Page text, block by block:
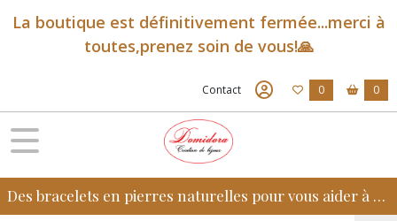
La boutique est définitivement fermée...merci à
toutes,prenez soin de vous!🙏
Contact 0 0
Des bracelets en pierres naturelles pour vous aider à retrouver sérénité, confiance et équilibre au quotidien